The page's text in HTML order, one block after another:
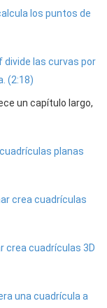
los puntos de
divide las curvas por
(2:18)
un capítulo largo,
planas
crea cuadrículas
crea cuadrículas 3D
una cuadrícula a